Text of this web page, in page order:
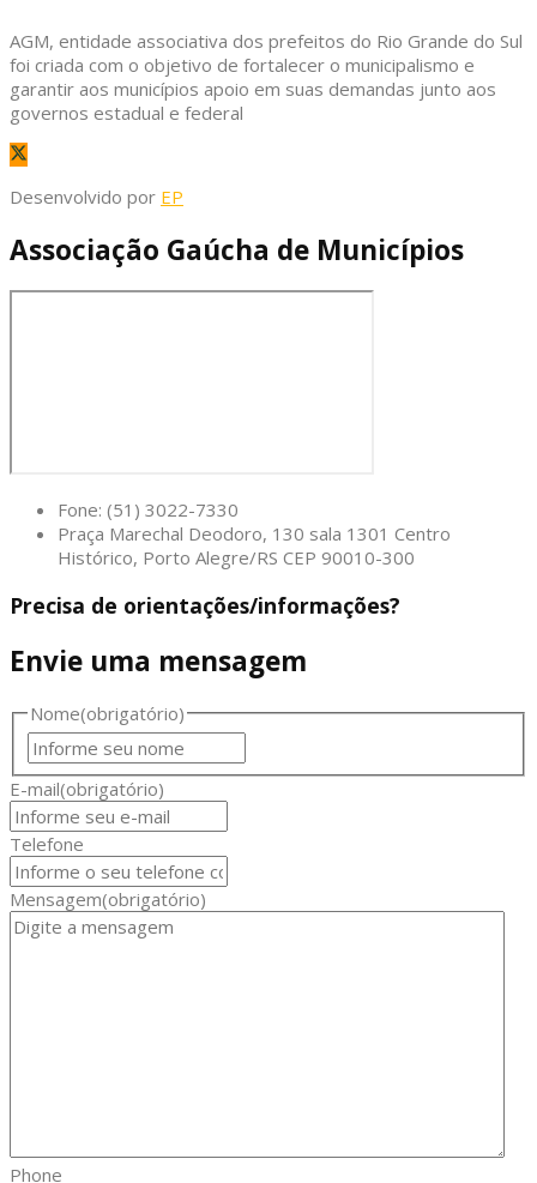
AGM, entidade associativa dos prefeitos do Rio Grande do Sul
foi criada com o objetivo de fortalecer o municipalismo e
garantir aos municípios apoio em suas demandas junto aos
governos estadual e federal
Desenvolvido por EP
Associação Gaúcha de Municípios
Fone: (51) 3022-7330
Praça Marechal Deodoro, 130 sala 1301 Centro
Histórico, Porto Alegre/RS CEP 90010-300
Precisa de orientações/informações?
Envie uma mensagem
Nome(obrigatório)
E-mail(obrigatório)
Telefone
Mensagem(obrigatório)
Phone